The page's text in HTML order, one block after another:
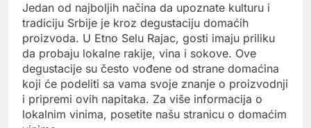
Jedan od najboljih načina da upoznate kulturu i
tradiciju Srbije je kroz degustaciju domaćih
proizvoda. U Etno Selu Rajac, gosti imaju priliku
da probaju lokalne rakije, vina i sokove. Ove
degustacije su često vođene od strane domaćina
koji će podeliti sa vama svoje znanje o proizvodnji
i pripremi ovih napitaka. Za više informacija o
lokalnim vinima, posetite našu stranicu o domaćim